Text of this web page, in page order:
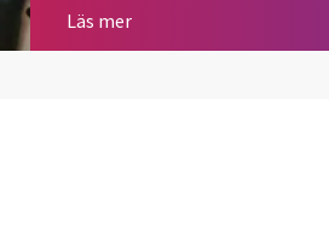
Läs merCGI Unicorn Academy